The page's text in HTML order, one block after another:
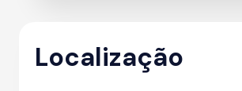
Localização